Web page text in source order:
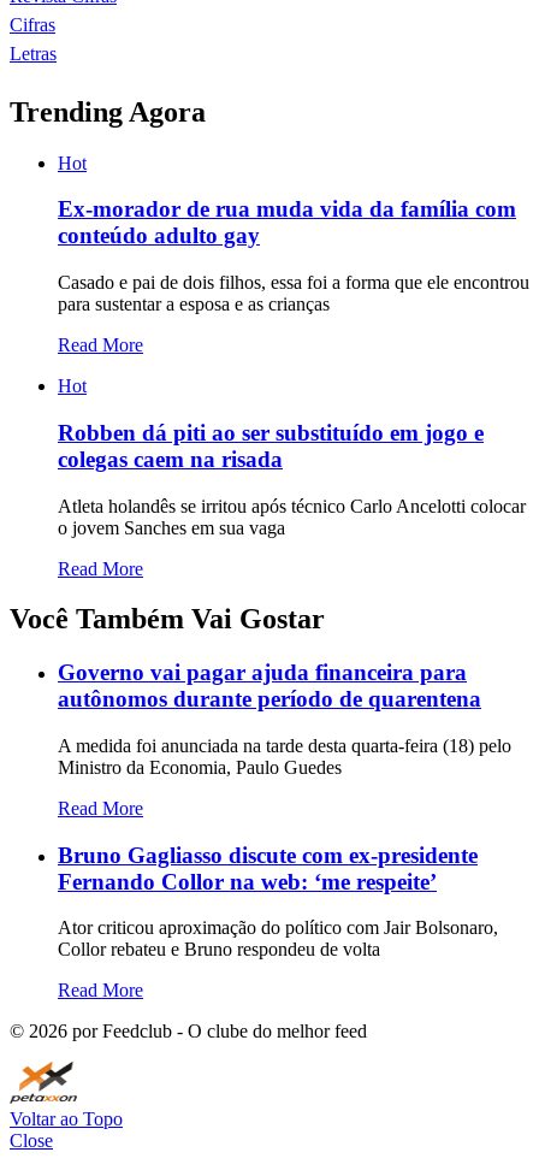
Cifras
Letras
Trending Agora
Hot
Ex-morador de rua muda vida da família com
conteúdo adulto gay
Casado e pai de dois filhos, essa foi a forma que ele encontrou
para sustentar a esposa e as crianças
Read More
Hot
Robben dá piti ao ser substituído em jogo e
colegas caem na risada
Atleta holandês se irritou após técnico Carlo Ancelotti colocar
o jovem Sanches em sua vaga
Read More
Você Também Vai Gostar
Governo vai pagar ajuda financeira para
autônomos durante período de quarentena
A medida foi anunciada na tarde desta quarta-feira (18) pelo
Ministro da Economia, Paulo Guedes
Read More
Bruno Gagliasso discute com ex-presidente
Fernando Collor na web: ‘me respeite’
Ator criticou aproximação do político com Jair Bolsonaro,
Collor rebateu e Bruno respondeu de volta
Read More
© 2026 por Feedclub - O clube do melhor feed
Voltar ao Topo
Close